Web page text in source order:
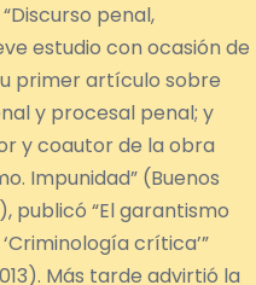
penal,
estudio con ocasión de
primer artículo sobre
y procesal penal; y
y coautor de la obra
Impunidad” (Buenos
publicó “El garantismo
crítica’”
Más tarde advirtió la